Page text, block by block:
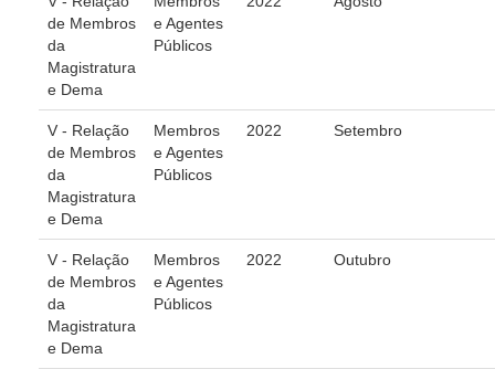
Juízes Substitutos
Comitês
Comitê Gestor Regional do PJe
Comitê Gestor Regional do e-Gestão e de Tabelas
Processuais Unificadas
Comitê do Datajud
Comissão Regional de Pesquisa Judiciária e Ciência de
Dados
Comissão de Ética
Comitê de Priorização do Primeiro Grau
de Membros
da
Magistratura
e Dema
e Agentes
Públicos
V - Relação
de Membros
da
Magistratura
e Dema
Membros
e Agentes
Públicos
2022 Setembro
V - Relação
de Membros
da
Magistratura
e Dema
Membros
e Agentes
Públicos
2022 Outubro